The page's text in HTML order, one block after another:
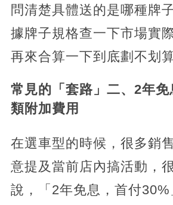
問清楚具體送的是哪種牌
據牌子規格查一下市場實
再來合算一下到底劃不划算
常見的「套路」二、2年
類附加費用
在選車型的時候，很多銷
意提及當前店內搞活動，
說，「2年免息，首付